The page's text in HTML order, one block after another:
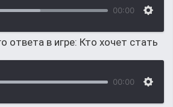
00:00
ответа в игре: Кто хочет стать
00:00